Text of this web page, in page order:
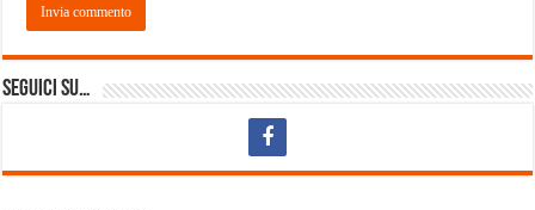
Seguici su…